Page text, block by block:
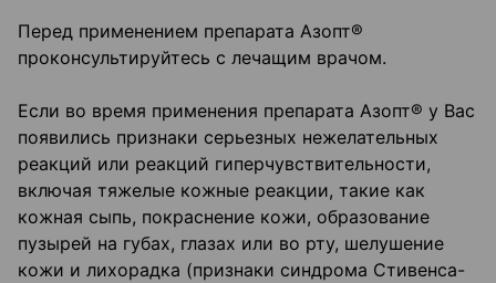
Перед применением препарата Азопт®
проконсультируйтесь с лечащим врачом.
Если во время применения препарата Азопт® у Вас
появились признаки серьезных нежелательных
реакций или реакций гиперчувствительности,
включая тяжелые кожные реакции, такие как
кожная сыпь, покраснение кожи, образование
пузырей на губах, глазах или во рту, шелушение
кожи и лихорадка (признаки синдрома Стивенса-